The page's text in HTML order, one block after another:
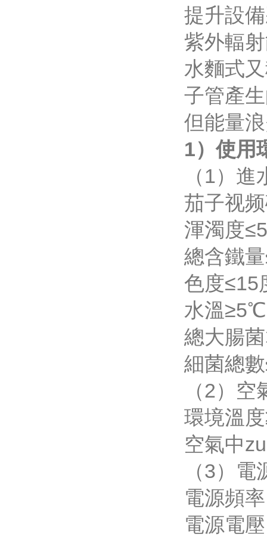
提升設備
紫外輻射
水麵式又
子管產生
但能量浪
1）使用
（1）
茄子视
渾濁度
總含鐵
色度≤15
水溫≥5℃
總大腸
細菌總
（2）空
環境溫
空氣中
（3）電
電源頻
電源電